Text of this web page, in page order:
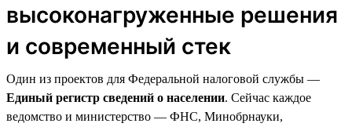
высоконагруженные решения
и современный стек
Один из проектов для Федеральной налоговой службы —
Единый регистр сведений о населении. Сейчас каждое
ведомство и министерство — ФНС, Минобрнауки,